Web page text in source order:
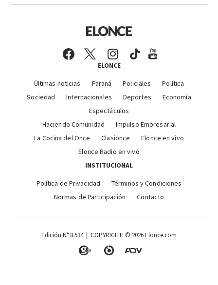
ELONCE
Últimas noticias Paraná Policiales
Política
Sociedad
Internacionales Deportes
Economía
Espectáculos
Haciendo Comunidad
Impulso Empresarial
La Cocina del Once
Clasionce
Elonce en vivo
Elonce Radio en vivo
INSTITUCIONAL
Política de Privacidad
Términos y Condiciones
Normas de Participación
Contacto
Edición N° 8.534 | COPYRIGHT: © 2026 Elonce.com